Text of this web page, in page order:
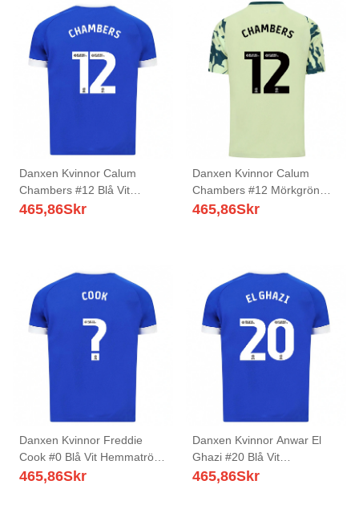
Danxen Kvinnor Calum
Chambers #12 Blå Vit
Hemmatröja Matchtröjor
465,86Skr
Danxen Kvinnor Calum
Chambers #12 Mörkgrön
Bortatröja Matchtröjor
465,86Skr
Danxen Kvinnor Freddie
Cook #0 Blå Vit Hemmatröja
Matchtröjor 2025/26 Tröjor
465,86Skr
Danxen Kvinnor Anwar El
Ghazi #20 Blå Vit
Hemmatröja Matchtröjor
465,86Skr